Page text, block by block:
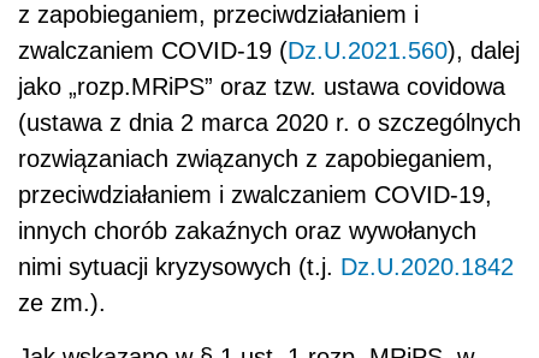
z zapobieganiem, przeciwdziałaniem i
zwalczaniem COVID-19 (Dz.U.2021.560), dalej
jako „rozp.MRiPS” oraz tzw. ustawa covidowa
(ustawa z dnia 2 marca 2020 r. o szczególnych
rozwiązaniach związanych z zapobieganiem,
przeciwdziałaniem i zwalczaniem COVID-19,
innych chorób zakaźnych oraz wywołanych
nimi sytuacji kryzysowych (t.j. Dz.U.2020.1842
ze zm.).